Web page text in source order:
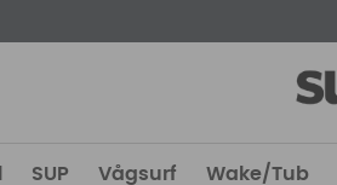
SUP Vågsurf Wake/Tub